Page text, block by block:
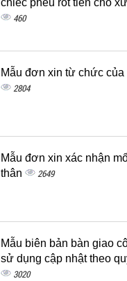
chiếc phễu rót tiền cho
460
Mẫu đơn xin từ chức
2804
Mẫu đơn xin xác nhận
thân
2649
Mẫu biên bản bàn giao
sử dụng cập nhật theo
3020